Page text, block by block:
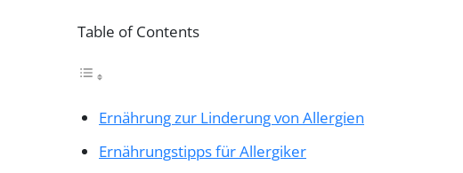
Table of Contents
Ernährung zur Linderung von Allergien
Ernährungstipps für Allergiker